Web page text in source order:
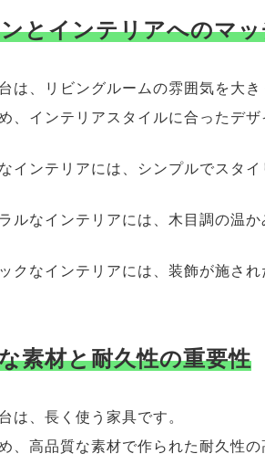
とインテリアへのマ
は、リビングルームの雰囲気を大き
、インテリアスタイルに合ったデ
インテリアには、シンプルでスタ
ルなインテリアには、木目調の温
クなインテリアには、装飾が施さ
素材と耐久性の重要性
は、長く使う家具です。
、高品質な素材で作られた耐久性